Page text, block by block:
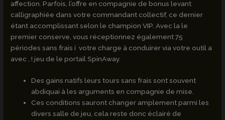
affection. Parfois, l’offre en compagnie de bonus levant
calligraphiée dans votre commandant collectif, ce dernier
étant accomplissant selon le champion VIP. Avec la le
premier conserve, vous réceptionnez également 75
périodes sans frais í votre charge à conduirer via votre outil a
avec , ! jeu de le portail SpinAway.
Des gains natifs leurs tours sans frais sont souvent
abdiquai à les arguments en compagnie de mise.
Ces conditions sauront changer amplement parmi les
divers salle de jeu, cela reste donc éclairé de